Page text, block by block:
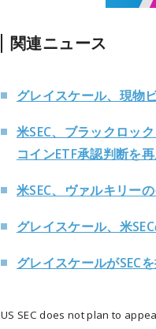
関連ニュース
グレイスケール、現物
米SEC、ブラックロッ
コインETF承認判断を
米SEC、ヴァルキリー
グレイスケール、米
グレイスケールがSEC
US SEC does not plan to